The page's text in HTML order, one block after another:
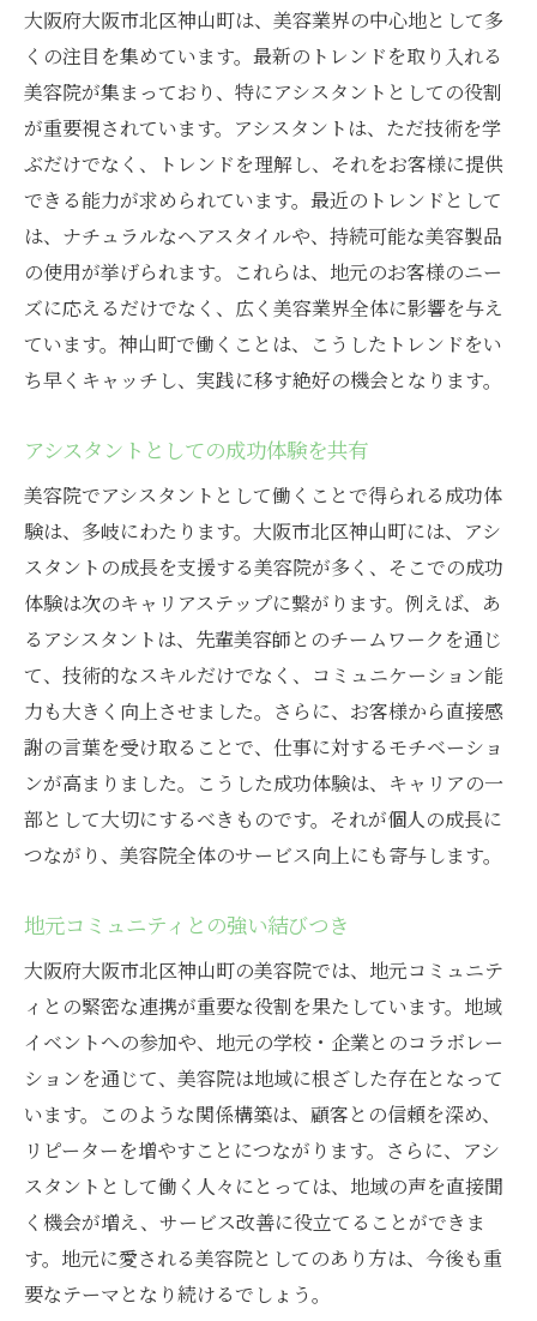
職場の評判と実績を調査する重要性
個々の成長を支援する制度の有無
アシスタントが活躍できる環境を見極める
美容院での経験を活かしたキャリア形成
経験を活かして次のステップへ進む方法
美容院での経験がもたらす可能性
異業種への転職を視野に入れる
自身の強みを活かしたキャリアの選択
継続的な学びを続ける重要性
キャリアパスの多様性を理解する
地域のニーズに応じた柔軟性の重要性
次世代のリーダーとしての成長を目指す
美容技術の進化に対応する力を養う
地域社会と共に成長するアシスタント
未来を見据えたキャリアパスの選択
美容業界の変化に対応する能力
神山町で理想の美容院アシスタントになるため
のステップ
自分に合った美容院を見つける方法
自己成長を促す環境を選ぶ
現場での経験を活かした自己PR
継続的なスキルアップがもたらす成果
地元の美容院での経験が開く未来
大阪府大阪市北区神山町は、美容業界の中心地として多
くの注目を集めています。最新のトレンドを取り入れる
美容院が集まっており、特にアシスタントとしての役割
が重要視されています。アシスタントは、ただ技術を学
ぶだけでなく、トレンドを理解し、それをお客様に提供
できる能力が求められています。最近のトレンドとして
は、ナチュラルなヘアスタイルや、持続可能な美容製品
の使用が挙げられます。これらは、地元のお客様のニー
ズに応えるだけでなく、広く美容業界全体に影響を与え
ています。神山町で働くことは、こうしたトレンドをい
ち早くキャッチし、実践に移す絶好の機会となります。
アシスタントとしての成功体験を共有
美容院でアシスタントとして働くことで得られる成功体
験は、多岐にわたります。大阪市北区神山町には、アシ
スタントの成長を支援する美容院が多く、そこでの成功
体験は次のキャリアステップに繋がります。例えば、あ
るアシスタントは、先輩美容師とのチームワークを通じ
て、技術的なスキルだけでなく、コミュニケーション能
力も大きく向上させました。さらに、お客様から直接感
謝の言葉を受け取ることで、仕事に対するモチベーショ
ンが高まりました。こうした成功体験は、キャリアの一
部として大切にするべきものです。それが個人の成長に
つながり、美容院全体のサービス向上にも寄与します。
地元コミュニティとの強い結びつき
大阪府大阪市北区神山町の美容院では、地元コミュニテ
ィとの緊密な連携が重要な役割を果たしています。地域
イベントへの参加や、地元の学校・企業とのコラボレー
ションを通じて、美容院は地域に根ざした存在となって
います。このような関係構築は、顧客との信頼を深め、
リピーターを増やすことにつながります。さらに、アシ
スタントとして働く人々にとっては、地域の声を直接聞
く機会が増え、サービス改善に役立てることができま
す。地元に愛される美容院としてのあり方は、今後も重
要なテーマとなり続けるでしょう。